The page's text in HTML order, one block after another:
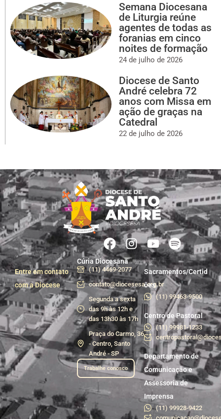
Semana Diocesana
de Liturgia reúne
agentes de todas as
foranias em cinco
noites de formação
24 de julho de 2026
Diocese de Santo
André celebra 72
anos com Missa em
ação de graças na
Catedral
22 de julho de 2026
Entre em contato
com a Diocese
Cúria Diocesana
(11) 4469-2077
contato@diocesesa.org.br
Segunda a sexta
das 9h às 12h e
das 13h30 às 17h
Praça do Carmo, 36
- Centro, Santo
André - SP
Trabalhe conosco
Sacramentos/Certid
ões
(11) 99463-9500
Centro de Pastoral
(11) 99981-1233
Departamento de
Comunicação e
Assessoria de
Imprensa
(11) 99928-9422